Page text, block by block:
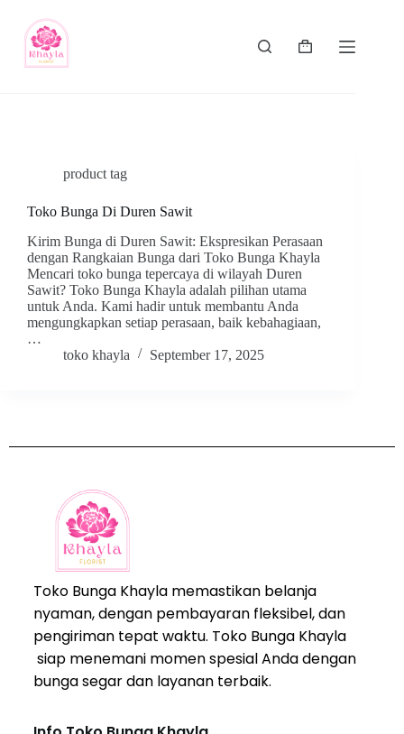
product tag
Toko Bunga Di Duren Sawit
Kirim Bunga di Duren Sawit: Ekspresikan Perasaan
dengan Rangkaian Bunga dari Toko Bunga Khayla
Mencari toko bunga tepercaya di wilayah Duren
Sawit? Toko Bunga Khayla adalah pilihan utama
untuk Anda. Kami hadir untuk membantu Anda
mengungkapkan setiap perasaan, baik kebahagiaan,
…
toko khayla
September 17, 2025
Toko Bunga Khayla memastikan belanja
nyaman, dengan pembayaran fleksibel, dan
pengiriman tepat waktu. Toko Bunga Khayla
siap menemani momen spesial Anda dengan
bunga segar dan layanan terbaik.